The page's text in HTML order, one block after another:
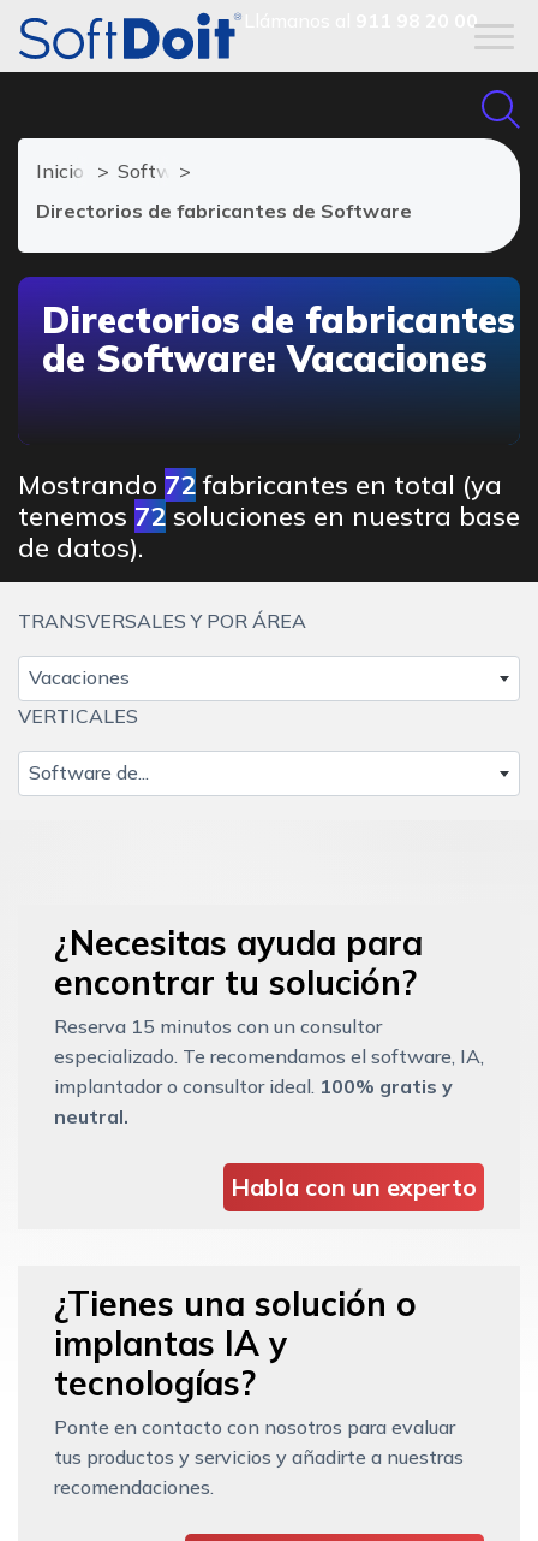
911 98 20 00
Inicio
Software de Vacaciones
Directorios de fabricantes de Software
Directorios de fabricantes
de Software: Vacaciones
Mostrando 72fabricantes en total (ya
tenemos 72 soluciones en nuestra base
de datos).
TRANSVERSALES Y POR ÁREA
Vacaciones
VERTICALES
Software de...
¿Necesitas ayuda para
encontrar tu solución?
Reserva 15 minutos con un consultor
especializado. Te recomendamos el software, IA,
implantador o consultor ideal. 100% gratis y
neutral.
Habla con un experto
¿Tienes una solución o
implantas IA y
tecnologías?
Ponte en contacto con nosotros para evaluar
tus productos y servicios y añadirte a nuestras
recomendaciones.